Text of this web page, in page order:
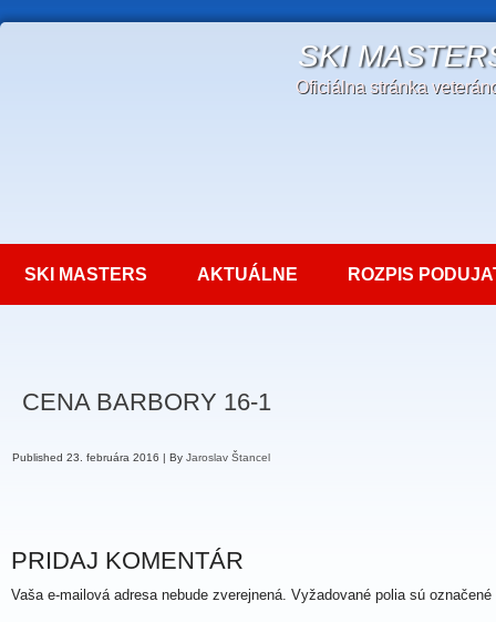
SKI
Oficiálna stránka
SKI MASTERS AKTUÁLNE ROZPIS
CENA BARBORY 16-1
Published 23. februára 2016 | By Jaroslav Štancel
PRIDAJ KOMENTÁR
Vaša e-mailová adresa nebude zverejnená. Vyžadované polia sú označené